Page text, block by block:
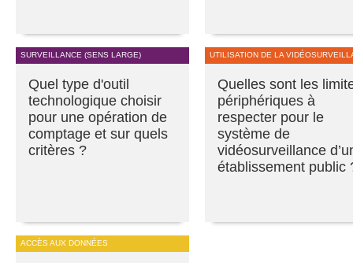
SURVEILLANCE (SENS LARGE)
Quel type d'outil
technologique choisir
pour une opération de
comptage et sur quels
critères ?
UTILISATION DE LA
Quelles sont les
périphériques à
respecter pour le
système de
vidéosurveillance
établissement public
ACCÈS AUX DONNÉES